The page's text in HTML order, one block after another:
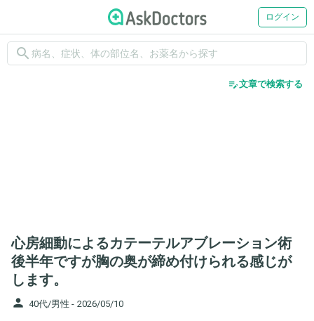
ログイン
search
edit_note文章で検索する
心房細動によるカテーテルアブレーション術
後半年ですが胸の奥が締め付けられる感じが
します。
person 40代/男性 - 2026/05/10